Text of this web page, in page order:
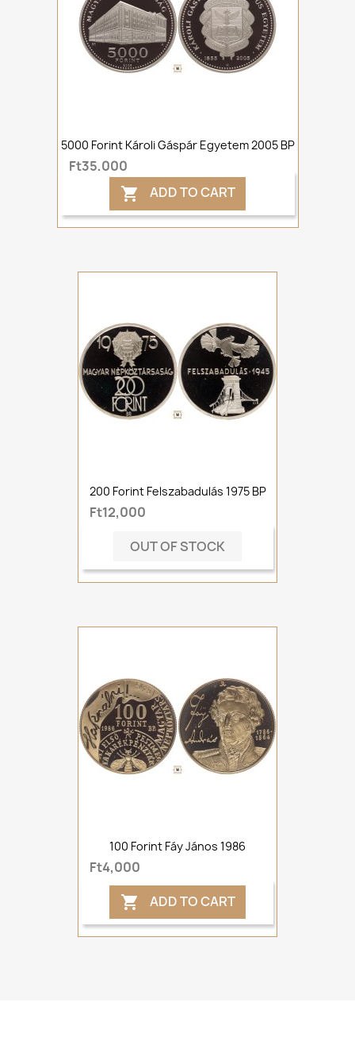
5000 Forint Károli Gáspár Egyetem 2005 BP
Ft35,000
 ADD TO CART
200 Forint Felszabadulás 1975 BP
Ft12,000
OUT OF STOCK
100 Forint Fáy János 1986
Ft4,000
 ADD TO CART